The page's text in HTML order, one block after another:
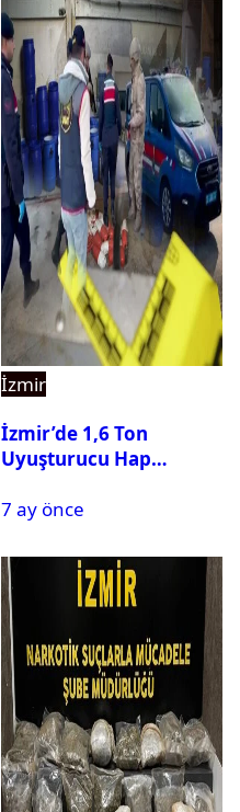
İzmir
İzmir’de 1,6 Ton
Uyuşturucu Hap
Geçirildi
7 ay önce